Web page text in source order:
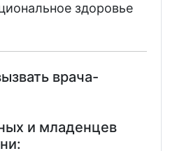
здоровье
врача-
и младенцев